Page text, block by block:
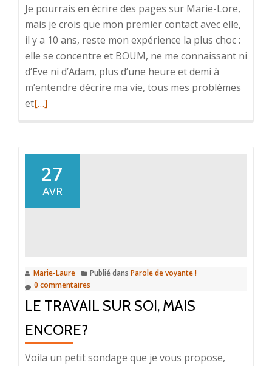
Je pourrais en écrire des pages sur Marie-Lore,
mais je crois que mon premier contact avec elle,
il y a 10 ans, reste mon expérience la plus choc :
elle se concentre et BOUM, ne me connaissant ni
d’Eve ni d’Adam, plus d’une heure et demi à
m’entendre décrire ma vie, tous mes problèmes
etEn
me
connaissant
d’une
heure
et
demi
à
m’entendre
[…]
27
AVR
Marie-Laure Publié dans Parole de voyante !
0 commentaires
LE TRAVAIL SUR SOI, MAIS
ENCORE?
Voila un petit sondage que je vous propose,